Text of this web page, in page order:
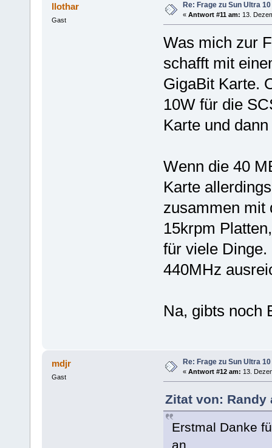
llothar
Gast
Re: Frage zu Sun Ultra
« Antwort #11 am: 13.
Was mich zur
schafft mit
GigaBit Karte.
10W für die
Karte und
Wenn die 40
Karte
zusammen mit
15krpm
für viele
440MHz
Na, gibts noch
mdjr
Gast
Re: Frage zu Sun Ultra
« Antwort #12 am: 13.
Zitat von: Randy
Erstmal Danke
an.